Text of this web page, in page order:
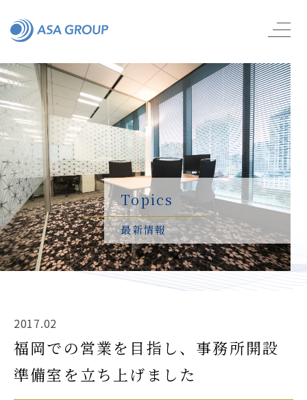
Topics
最新情報
2017.02
福岡での営業を目指し、事務所開設
準備室を立ち上げました